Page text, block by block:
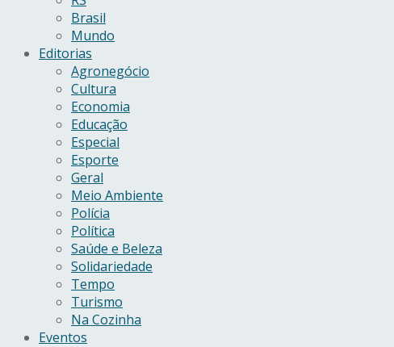
Brasil
Mundo
Editorias
Agronegócio
Cultura
Economia
Educação
Especial
Esporte
Geral
Meio Ambiente
Polícia
Política
Saúde e Beleza
Solidariedade
Tempo
Turismo
Na Cozinha
Eventos